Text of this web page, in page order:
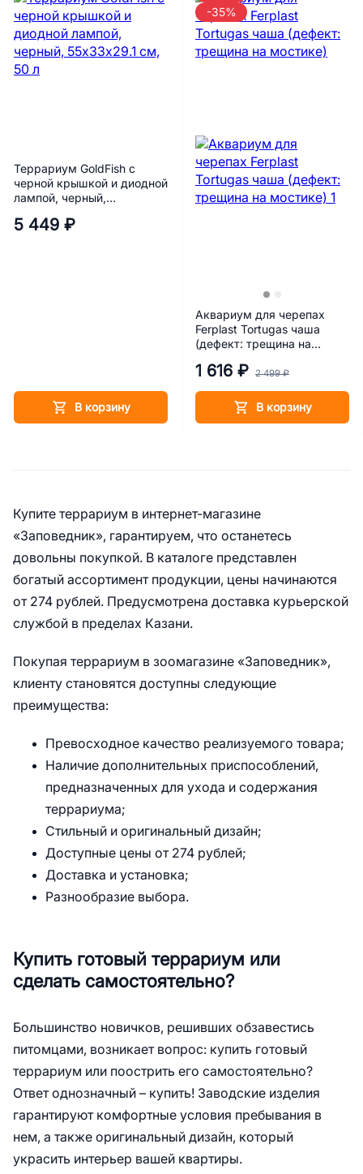
Террариум GoldFish с
черной крышкой и диодной
лампой, черный,
5 449 ₽
В корзину
Аквариум для черепах
Ferplast Tortugas чаша
(дефект: трещина на
1 616 ₽ 2 499 ₽
В корзину
-35%
Купите террариум в интернет-магазине
«Заповедник», гарантируем, что останетесь
довольны покупкой. В каталоге представлен
богатый ассортимент продукции, цены начинаются
от 274 рублей. Предусмотрена доставка курьерской
службой в пределах Казани.
Покупая террариум в зоомагазине «Заповедник»,
клиенту становятся доступны следующие
преимущества:
Превосходное качество реализуемого товара;
Наличие дополнительных приспособлений,
предназначенных для ухода и содержания
террариума;
Стильный и оригинальный дизайн;
Доступные цены от 274 рублей;
Доставка и установка;
Разнообразие выбора.
Купить готовый террариум или
сделать самостоятельно?
Большинство новичков, решивших обзавестись
питомцами, возникает вопрос: купить готовый
террариум или поострить его самостоятельно?
Ответ однозначный – купить! Заводские изделия
гарантируют комфортные условия пребывания в
нем, а также оригинальный дизайн, который
украсить интерьер вашей квартиры.